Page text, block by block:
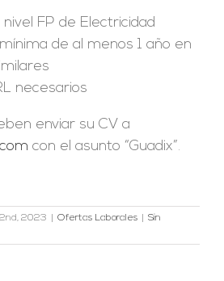
FP de Electricidad
de al menos 1 año en
necesarios
enviar su CV a
con el asunto “Guadix”.
2023 Ofertas Laborales
Sin